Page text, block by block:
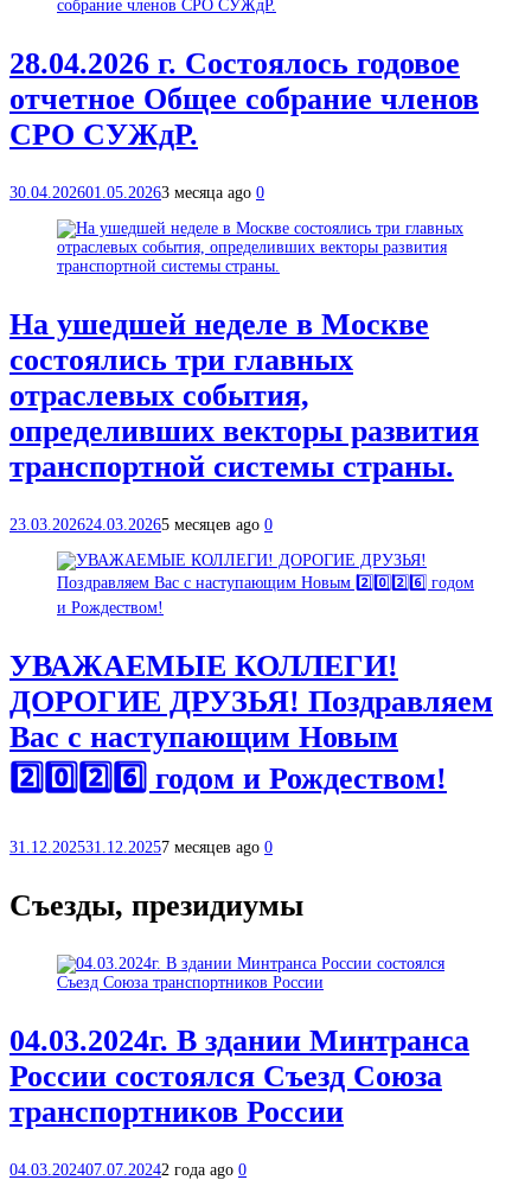
28.04.2026 г. Состоялось годовое
отчетное Общее собрание членов
СРО СУЖдР.
30.04.202601.05.20263 месяца ago 0
На ушедшей неделе в Москве
состоялись три главных
отраслевых события,
определивших векторы развития
транспортной системы страны.
23.03.202624.03.20265 месяцев ago 0
УВАЖАЕМЫЕ КОЛЛЕГИ!
ДОРОГИЕ ДРУЗЬЯ! Поздравляем
Вас с наступающим Новым
2️⃣0️⃣2️⃣6️⃣ годом и Рождеством!
31.12.202531.12.20257 месяцев ago 0
Съезды, президиумы
04.03.2024г. В здании Минтранса
России состоялся Съезд Союза
транспортников России
04.03.202407.07.20242 года ago 0